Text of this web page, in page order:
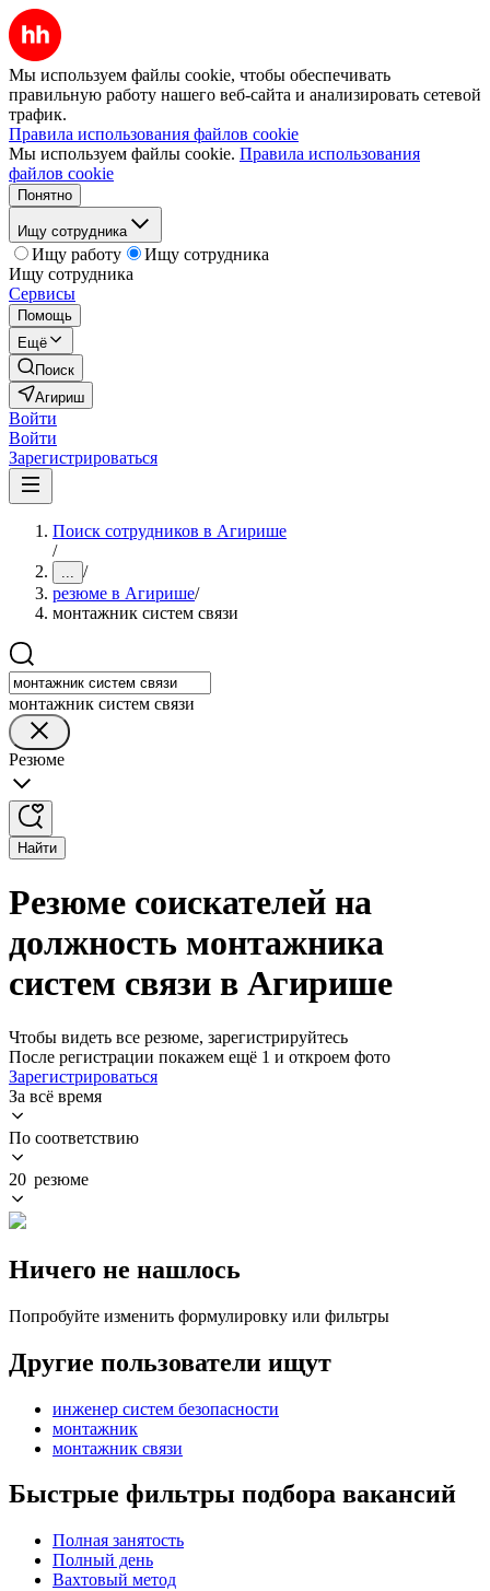
Мы используем файлы cookie, чтобы обеспечивать
правильную работу нашего веб-сайта и анализировать сетевой
трафик.
Правила использования файлов cookie
Мы используем файлы cookie. Правила использования
файлов cookie
Понятно
Ищу сотрудника
Ищу работу
Ищу сотрудника
Ищу сотрудника
Сервисы
Помощь
Ещё
Поиск
Агириш
Войти
Войти
Зарегистрироваться
Поиск сотрудников в Агирише
/
... /
резюме в Агирише/
монтажник систем связи
монтажник систем связи
Резюме
Найти
Резюме соискателей на
должность монтажника
систем связи в Агирише
Чтобы видеть все резюме, зарегистрируйтесь
После регистрации покажем ещё 1 и откроем фото
Зарегистрироваться
За всё время
По соответствию
20 резюме
Ничего не нашлось
Попробуйте изменить формулировку или фильтры
Другие пользователи ищут
инженер систем безопасности
монтажник
монтажник связи
Быстрые фильтры подбора вакансий
Полная занятость
Полный день
Вахтовый метод